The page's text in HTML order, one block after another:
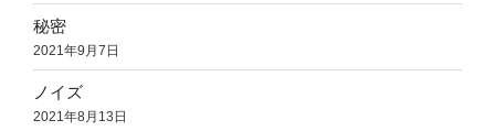
秘密
2021年9月7日
ノイズ
2021年8月13日